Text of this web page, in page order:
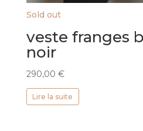
Sold out
veste franges
noir
290,00 €
Lire la suite